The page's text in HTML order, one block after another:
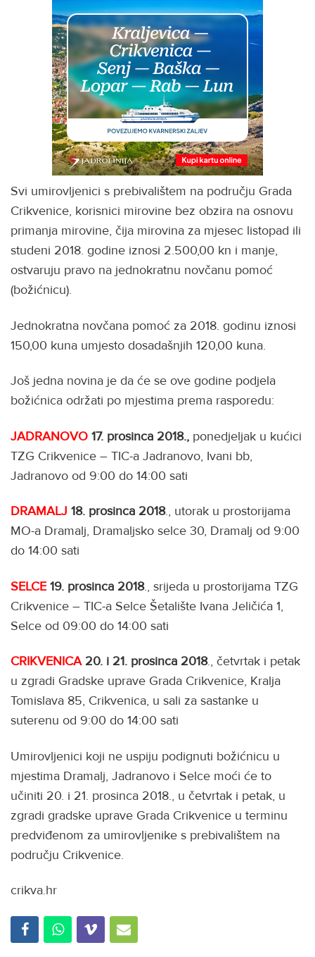
Svi umirovljenici s prebivalištem na području Grada
Crikvenice, korisnici mirovine bez obzira na osnovu
primanja mirovine, čija mirovina za mjesec listopad ili
studeni 2018. godine iznosi 2.500,00 kn i manje,
ostvaruju pravo na jednokratnu novčanu pomoć
(božićnicu).
Jednokratna novčana pomoć za 2018. godinu iznosi
150,00 kuna umjesto dosadašnjih 120,00 kuna.
Još jedna novina je da će se ove godine podjela
božićnica održati po mjestima prema rasporedu:
JADRANOVO 17. prosinca 2018., ponedjeljak u kućici
TZG Crikvenice – TIC-a Jadranovo, Ivani bb,
Jadranovo od 9:00 do 14:00 sati
DRAMALJ 18. prosinca 2018., utorak u prostorijama
MO-a Dramalj, Dramaljsko selce 30, Dramalj od 9:00
do 14:00 sati
SELCE 19. prosinca 2018., srijeda u prostorijama TZG
Crikvenice – TIC-a Selce Šetalište Ivana Jeličića 1,
Selce od 09:00 do 14:00 sati
CRIKVENICA 20. i 21. prosinca 2018., četvrtak i petak
u zgradi Gradske uprave Grada Crikvenice, Kralja
Tomislava 85, Crikvenica, u sali za sastanke u
suterenu od 9:00 do 14:00 sati
Umirovljenici koji ne uspiju podignuti božićnicu u
mjestima Dramalj, Jadranovo i Selce moći će to
učiniti 20. i 21. prosinca 2018., u četvrtak i petak, u
zgradi gradske uprave Grada Crikvenice u terminu
predviđenom za umirovljenike s prebivalištem na
području Crikvenice.
crikva.hr